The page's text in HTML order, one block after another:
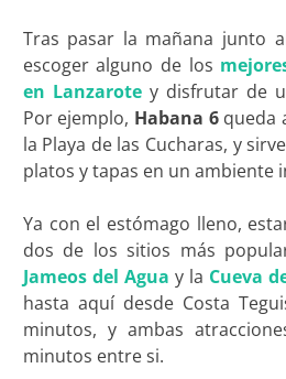
Tras pasar la mañana junto
escoger alguno de los
en Lanzarotey disfrutar de
Por ejemplo, Habana 6 queda
la Playa de las Cucharas, y
platos y tapas en un ambiente
Ya con el estómago lleno,
dos de los sitios más
Jameos del Agua y la Cueva
hasta aquí desde Costa
minutos, y ambas
minutos entre si.